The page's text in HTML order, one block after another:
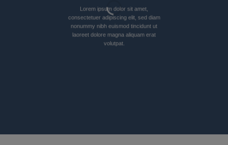
Lorem ipsum dolor sit amet,
consectetuer adipiscing elit, sed diam
nonummy nibh euismod tincidunt ut
laoreet dolore magna aliquam erat
volutpat.